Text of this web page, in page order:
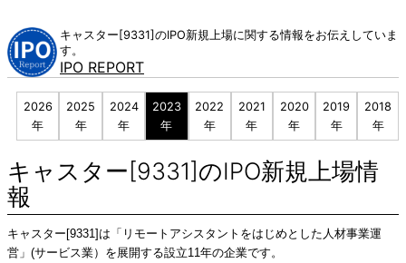
content
キャスター[9331]のIPO新規上場に関する情報をお伝えしていま
す。
IPO REPORT
2026
年
2025
年
2024
年
2023
年
2022
年
2021
年
2020
年
2019
年
2018
年
キャスター[9331]のIPO新規上場情
報
キャスター[9331]は「リモートアシスタントをはじめとした人材事業運
営」(サービス業）を展開する設立11年の企業です。